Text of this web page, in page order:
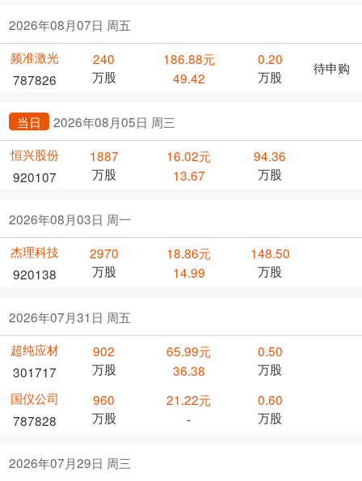
2026年08月07日 周五
频准激光
787826
240
万股
186.88元
49.42
0.20
万股
待申购
当日
2026年08月05日 周三
恒兴股份
920107
1887
万股
16.02元
13.67
94.36
万股
2026年08月03日 周一
杰理科技
920138
2970
万股
18.86元
14.99
148.50
万股
2026年07月31日 周五
超纯应材
301717
902
万股
65.99元
36.38
0.50
万股
国仪公司
787828
960
万股
21.22元
-
0.60
万股
2026年07月29日 周三